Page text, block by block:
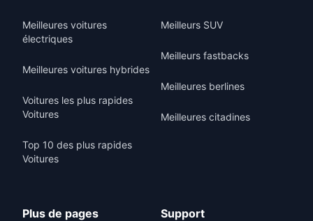
Meilleures voitures
électriques
Meilleures voitures hybrides
Voitures les plus rapides
Voitures
Top 10 des plus rapides
Voitures
Meilleurs SUV
Meilleurs fastbacks
Meilleures berlines
Meilleures citadines
Plus de pages Support